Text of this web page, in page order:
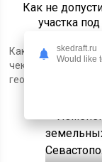
Как не
участка
Как избежать
чек-лист
геология и
skedraft.ru
Would like